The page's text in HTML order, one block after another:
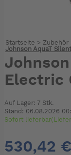
Startseite > Zubehör
Johnson AquaT
Electric
Auf Lager: 7 Stk.
Stand: 06.08.2026
Sofort
530,42 €